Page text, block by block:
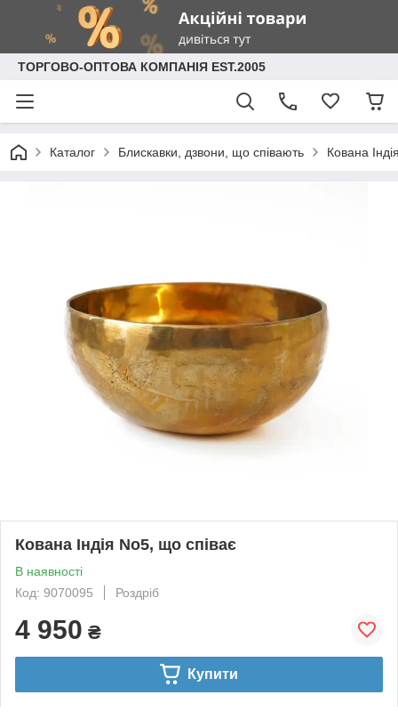
ТОРГОВО-ОПТОВА КОМПАНІЯ EST.2005
Каталог Блискавки, дзвони, що співають Кована
Кована Індія No5, що співає
В наявності
Код: 9070095
Роздріб
4 950 ₴
Купити